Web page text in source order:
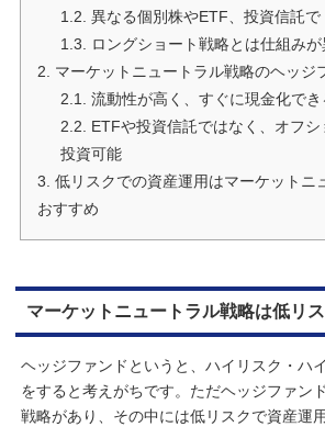
1.2. 異なる個別株やETF、投資信託で
1.3. ロングショート戦略とは仕組みが
2. マーケットニュートラル戦略のヘッジ
2.1. 流動性が高く、すぐに現金化でき
2.2. ETFや投資信託ではなく、オフシ
投資可能
3. 低リスクでの資産運用はマーケットニ
おすすめ
マーケットニュートラル戦略は低リ
ヘッジファンドというと、ハイリスク・ハ
をすると考えがちです。ただヘッジファン
戦略があり、その中には低リスクで資産運